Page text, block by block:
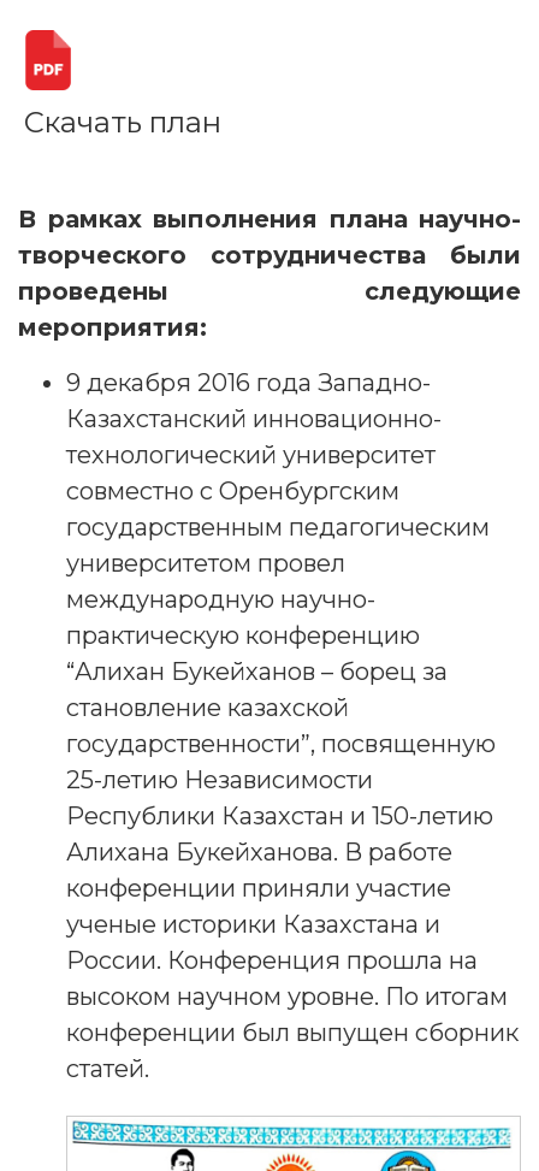
Скачать план
В рамках выполнения плана научно-
творческого сотрудничества были
проведены следующие
мероприятия:
9 декабря 2016 года Западно-
Казахстанский инновационно-
технологический университет
совместно с Оренбургским
государственным педагогическим
университетом провел
международную научно-
практическую конференцию
“Алихан Букейханов – борец за
становление казахской
государственности”, посвященную
25-летию Независимости
Республики Казахстан и 150-летию
Алихана Букейханова. В работе
конференции приняли участие
ученые историки Казахстана и
России. Конференция прошла на
высоком научном уровне. По итогам
конференции был выпущен сборник
статей.